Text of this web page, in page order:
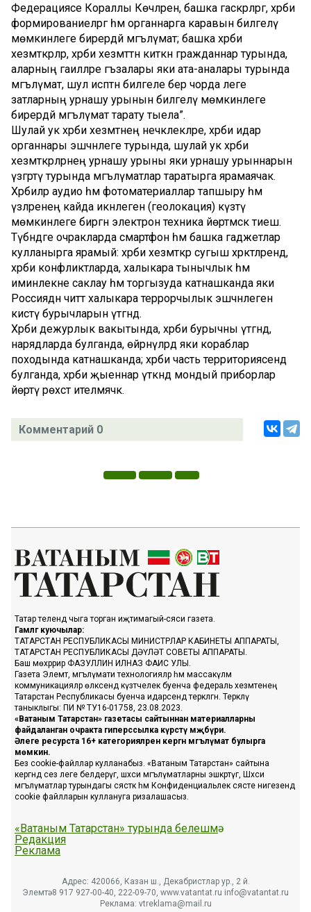
Федерациясе Кораллы Көчләренә, башка гаскәрләргә, хәрби
формированиеләргә һәм органнарга каравын билгеләү
мөмкинлеге бирердәй мәгълүмат; башка хәрби
хезмәткәрләр, хәрби хезмәттән киткән гражданнар турында,
аларның гаиләләре әгъзалары яки ата-аналары турында
мәгълүмат, шул исәптән билгеле бер чорда әлеге
затларның урнашу урынын билгеләү мөмкинлеге
бирердәй мәгълүмат тарату тыела”.
Шулай ук хәрби хезмәтнең нечкәлекләре, хәрби идарә
органнары эшчәнлеге турында, шулай ук хәрби
хезмәткәрләрнең урнашу урыны яки урнашу урыннарын
үзгәртү турында мәгълүматлар таратырга ярамаячак.
Хәрбиләр аудио һәм фотоматериаллар тапшыру һәм
үзләренең кайда икәнлеген (геолокация) күзәтү
мөмкинлеге биргән электрон техника йөртмәскә тиеш.
Түбәндәге очракларда смартфон һәм башка гаджетлар
кулланырга ярамый: хәрби хезмәткәр сугыш хәрәкәтләрендә,
хәрби конфликтларда, халыкара тынычлык һәм
иминлекне саклау һәм торгызуда катнашканда яки
Россиядән читтә халыкара террорчылык эшчәнлеген
кисәтү бурычларын үтәгәндә.
Хәрби дежурлык вакытында, хәрби бурычны үтәгәндә,
нарядларда булганда, өйрәнүләрдә яки кораблар
походында катнашканда; хәрби часть территориясендә
булганда, хәрби җыеннар үткәндә мондый приборлар
йөртү рөхсәт ителмәячәк.
Комментарий 0
Татар телендә чыга торган иҗтимагый-сәяси газета.
Гамәлгә куючылар:
ТАТАРСТАН РЕСПУБЛИКАСЫ МИНИСТРЛАР КАБИНЕТЫ АППАРАТЫ,
ТАТАРСТАН РЕСПУБЛИКАСЫ ДӘҮЛӘТ СОВЕТЫ АППАРАТЫ.
Баш мөхәррир ФАЗУЛЛИН ИЛНАЗ ФАИС УЛЫ.
Газета Элемтә, мәгълүмати технологияләр һәм массакүләм
коммуникацияләр өлкәсендә күзәтчелек буенча федераль хезмәтенең
Татарстан Республикасы буенча идарәсендә теркәлгән. Теркәлү
таныклыгы: ПИ № ТУ16-01758, 23.08.2023.
«Ватаным Татарстан» газетасы сайтыннан материалларны
файдаланган очракта гиперссылка күрсәтү мәҗбүри.
Әлеге ресурста 16+ категорияләренә кергән мәгълүмат булырга
мөмкин.
Без cookie-файллар кулланабыз. «Ватаным Татарстан» сайтына
кергәндә сез әлеге белдерүгә, шәхси мәгълүматларны эшкәртүгә, Шәхси
мәгълүматлар турындагы сәясәткә һәм Конфиденциальлек сәясәте нигезендә
cookie файлларын куллануга ризалашасыз.
«Ватаным Татарстан» турында белешмә
Редакция
Реклама
Адрес: 420066, Казан ш., Декабристлар ур., 2 й.
Элемтә: 8 917 927-00-40, 222-09-70, www.vatantat.ru info@vatantat.ru
Реклама: vtreklama@mail.ru